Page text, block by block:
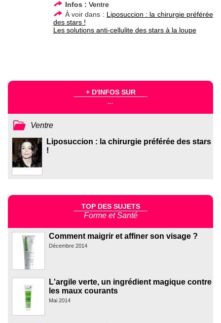
Infos : Ventre
À voir dans : Liposuccion : la chirurgie préférée
des stars !
Les solutions anti-cellulite des stars à la loupe
+ D'INFOS SUR
...
Ventre
Liposuccion : la chirurgie préférée des stars
!
TOP DES SUJETS
Forme et Santé
Comment maigrir et affiner son visage ?
Décembre 2014
L'argile verte, un ingrédient magique contre
les maux courants
Mai 2014